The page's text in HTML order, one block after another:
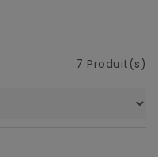
7 Produit(s)